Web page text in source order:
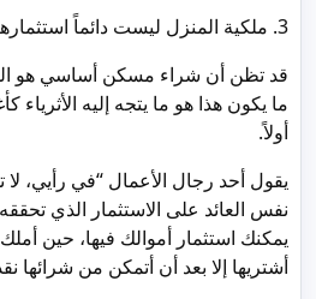
3. ملكية المنزل ليست دائماً استثمارهم الأول
قد تظن أن شراء مسكن أساسي هو
أولاً.
يقول أحد رجال الأعمال “في رأيي، لا
نفس العائد على الاستثمار الذي
يمكنك استثمار أموالك فيها، حين
أشتريها إلا بعد أن أتمكن من شرائها